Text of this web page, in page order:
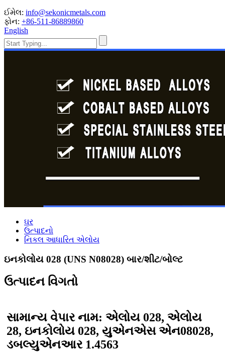
ઈમેલ: info@sekonicmetals.com
ફોન: +86-511-86889860
English
ઘર
ઉત્પાદનો
નિકલ આધારિત એલોય
ઇનકોલોય 028 (UNS N08028) બાર/શીટ/બોલ્ટ
ઉત્પાદન વિગતો
સામાન્ય વેપાર નામ: એલોય 028, એલોય
28, ઇનકોલોય 028, યુએનએસ એન08028,
ડબલ્યુએનઆર 1.4563